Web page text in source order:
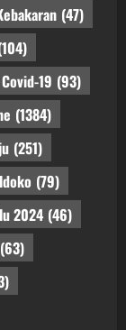
(47)
19 (93)
(1384)
(251)
(79)
2024 (46)
(63)